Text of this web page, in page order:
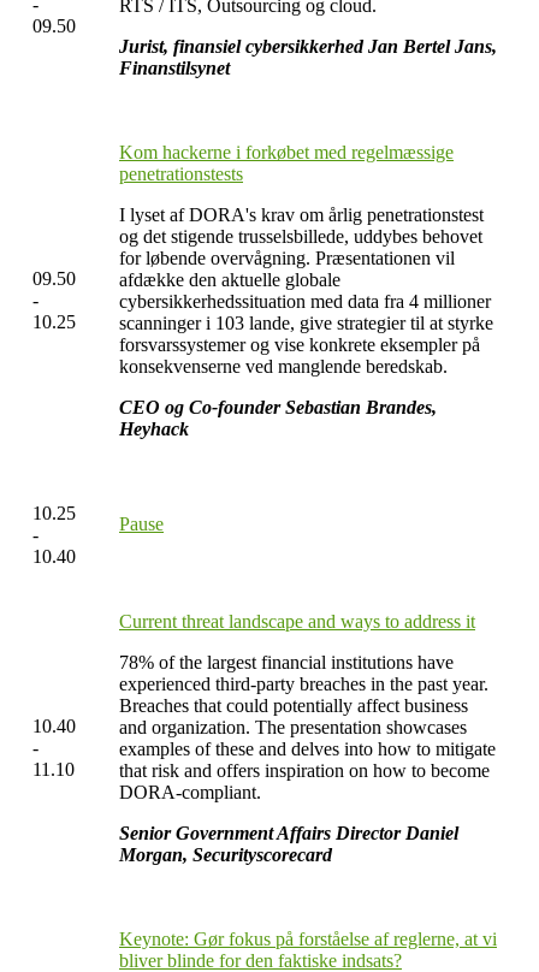
-
09.50
RTS / ITS, Outsourcing og cloud.
Jurist, finansiel cybersikkerhed Jan Bertel Jans,
Finanstilsynet
09.50
-
10.25
Kom hackerne i forkøbet med regelmæssige
penetrationstests
I lyset af DORA's krav om årlig penetrationstest
og det stigende trusselsbillede, uddybes behovet
for løbende overvågning. Præsentationen vil
afdække den aktuelle globale
cybersikkerhedssituation med data fra 4 millioner
scanninger i 103 lande, give strategier til at styrke
forsvarssystemer og vise konkrete eksempler på
konsekvenserne ved manglende beredskab.
CEO og Co-founder Sebastian Brandes,
Heyhack
10.25
-
10.40
Pause
10.40
-
11.10
Current threat landscape and ways to address it
78% of the largest financial institutions have
experienced third-party breaches in the past year.
Breaches that could potentially affect business
and organization. The presentation showcases
examples of these and delves into how to mitigate
that risk and offers inspiration on how to become
DORA-compliant.
Senior Government Affairs Director Daniel
Morgan, Securityscorecard
Keynote: Gør fokus på forståelse af reglerne, at vi
bliver blinde for den faktiske indsats?